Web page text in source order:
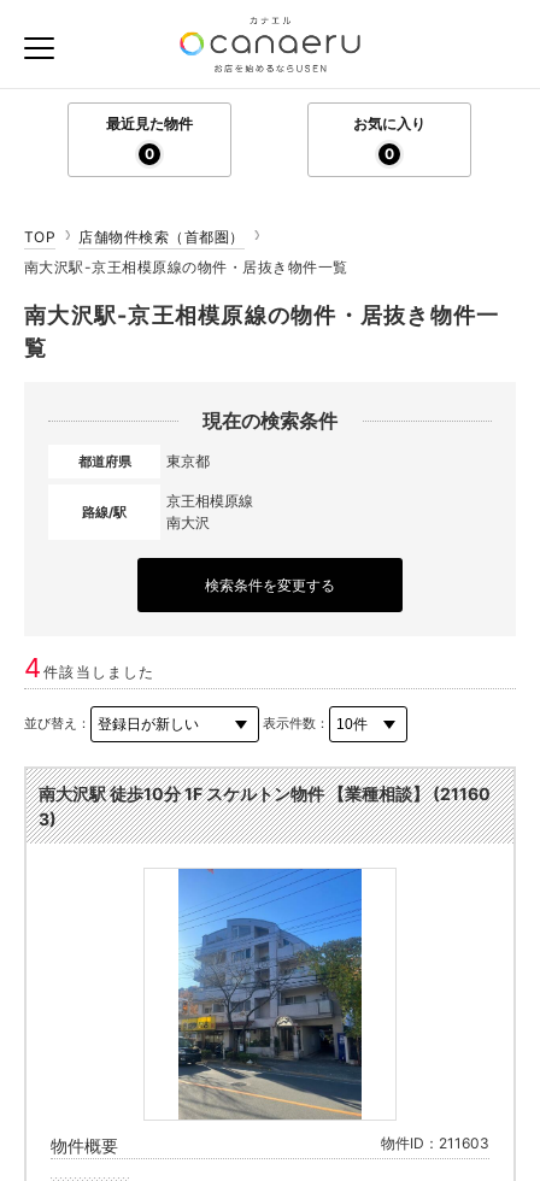
最近見た物件
0
お気に入り
0
TOP
店舗物件検索（首都圏）
南大沢駅-京王相模原線の物件・居抜き物件一覧
南大沢駅-京王相模原線の物件・居抜き物件一
覧
現在の検索条件
都道府県 東京都
路線/駅
京王相模原線
南大沢
検索条件を変更する
4件該当しました
並び替え： 表示件数：
南大沢駅 徒歩10分 1F スケルトン物件 【業種相談】 (21160
3)
物件概要 物件ID：211603